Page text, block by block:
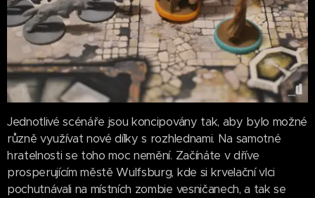
Jednotlivé scénáře jsou koncipovány tak, aby bylo možné
různě využívat nové dílky s rozhlednami. Na samotné
hratelnosti se toho moc nemění. Začínáte v dříve
prosperujícím městě Wulfsburg, kde si krvelační vlci
pochutnávali na místních zombie vesničanech, a tak se